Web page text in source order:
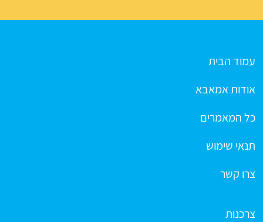
עמוד הבית
אודות אמאבא
כל המאמרים
תנאי שימוש
צרו קשר
צרכנות